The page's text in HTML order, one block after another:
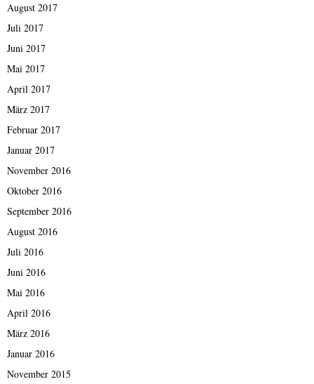
August 2017
Juli 2017
Juni 2017
Mai 2017
April 2017
März 2017
Februar 2017
Januar 2017
November 2016
Oktober 2016
September 2016
August 2016
Juli 2016
Juni 2016
Mai 2016
April 2016
März 2016
Januar 2016
November 2015